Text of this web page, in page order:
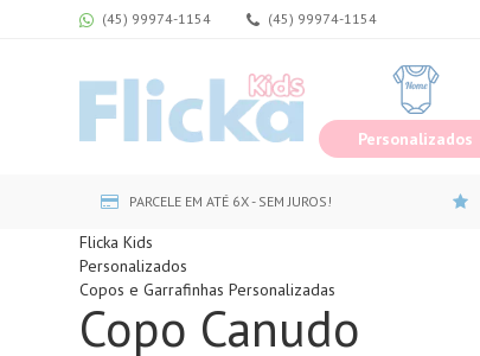
(45) 99974-1154 (45) 99974-1154
Personalizados
PARCELE EM ATÉ 6X - SEM JUROS!
Flicka Kids
Personalizados
Copos e Garrafinhas Personalizadas
Copo Canudo